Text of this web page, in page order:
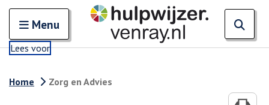
Open en sluit het
Menu
. Externe link
Lees voor
Home Zorg en Advies